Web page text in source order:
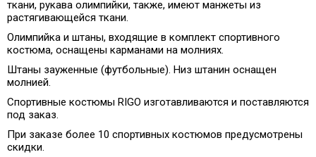
ткани, рукава олимпийки, также, имеют манжеты из
растягивающейся ткани.
Олимпийка и штаны, входящие в комплект спортивного
костюма, оснащены карманами на молниях.
Штаны зауженные (футбольные). Низ штанин оснащен
молнией.
Спортивные костюмы RIGO изготавливаются и поставляются
под заказ.
При заказе более 10 спортивных костюмов предусмотрены
скидки.